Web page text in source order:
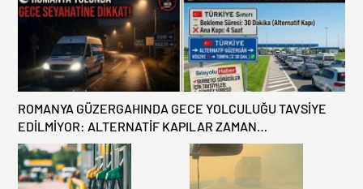
ROMANYA GÜZERGAHINDA GECE YOLCULUĞU TAVSİYE
EDİLMİYOR: ALTERNATİF KAPILAR ZAMAN
KAZANDIRIYOR!